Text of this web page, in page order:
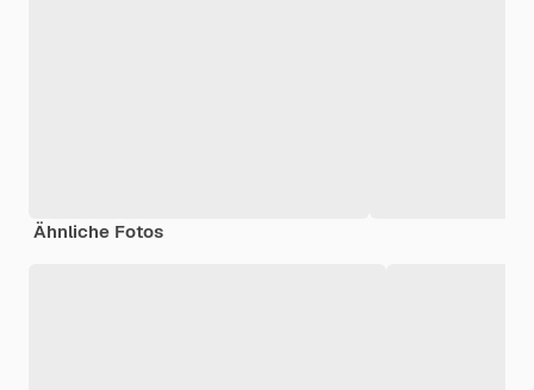
Ähnliche Fotos